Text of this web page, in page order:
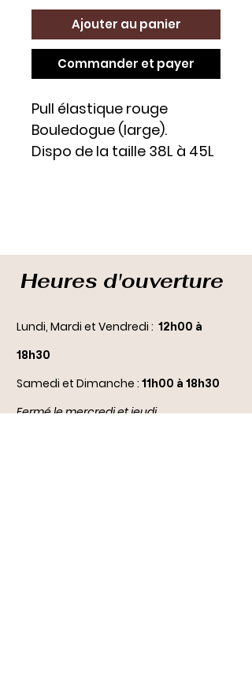
Ajouter au panier
Commander et payer
Pull élastique rouge
Bouledogue (large).
Dispo de la taille 38L à 45L
Heures d'ouverture
Lundi, Mardi et Vendredi : 12h00 à
18h30
Samedi et Dimanche : 11h00 à 18h30
Fermé le mercredi et jeudi